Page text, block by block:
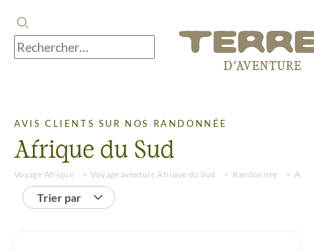
AVIS CLIENTS SUR NOS RANDONNÉE
Afrique du Sud
Voyage Afrique Voyage aventure Afrique du Sud Randonnée Avis
Trier par